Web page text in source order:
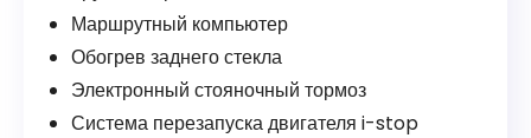
Маршрутный компьютер
Обогрев заднего стекла
Электронный стояночный тормоз
Система перезапуска двигателя i-stop